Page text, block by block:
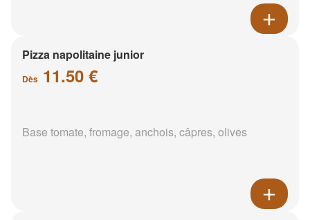
Pizza napolitaine junior
Dès 11.50 €
Base tomate, fromage, anchois, câpres, olives